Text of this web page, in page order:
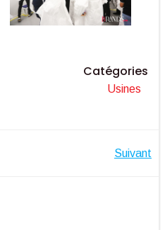
Catégories
Usines
Suivant